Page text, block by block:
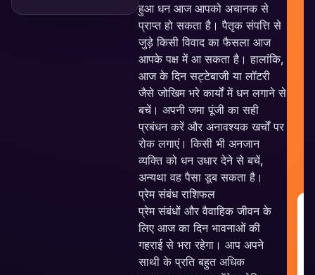
हुआ धन आज आपको अचानक से
प्राप्त हो सकता है। पैतृक संपत्ति से
जुड़े किसी विवाद का फैसला आज
आपके पक्ष में आ सकता है। हालांकि,
आज के दिन सट्टेबाजी या लॉटरी
जैसे जोखिम भरे कार्यों में धन लगाने से
बचें। अपनी जमा पूंजी का सही
प्रबंधन करें और अनावश्यक खर्चों पर
रोक लगाएं। किसी भी अनजान
व्यक्ति को धन उधार देने से बचें,
अन्यथा वह पैसा डूब सकता है।
प्रेम संबंध राशिफल
प्रेम संबंधों और वैवाहिक जीवन के
लिए आज का दिन भावनाओं की
गहराई से भरा रहेगा। आप अपने
साथी के प्रति बहुत अधिक